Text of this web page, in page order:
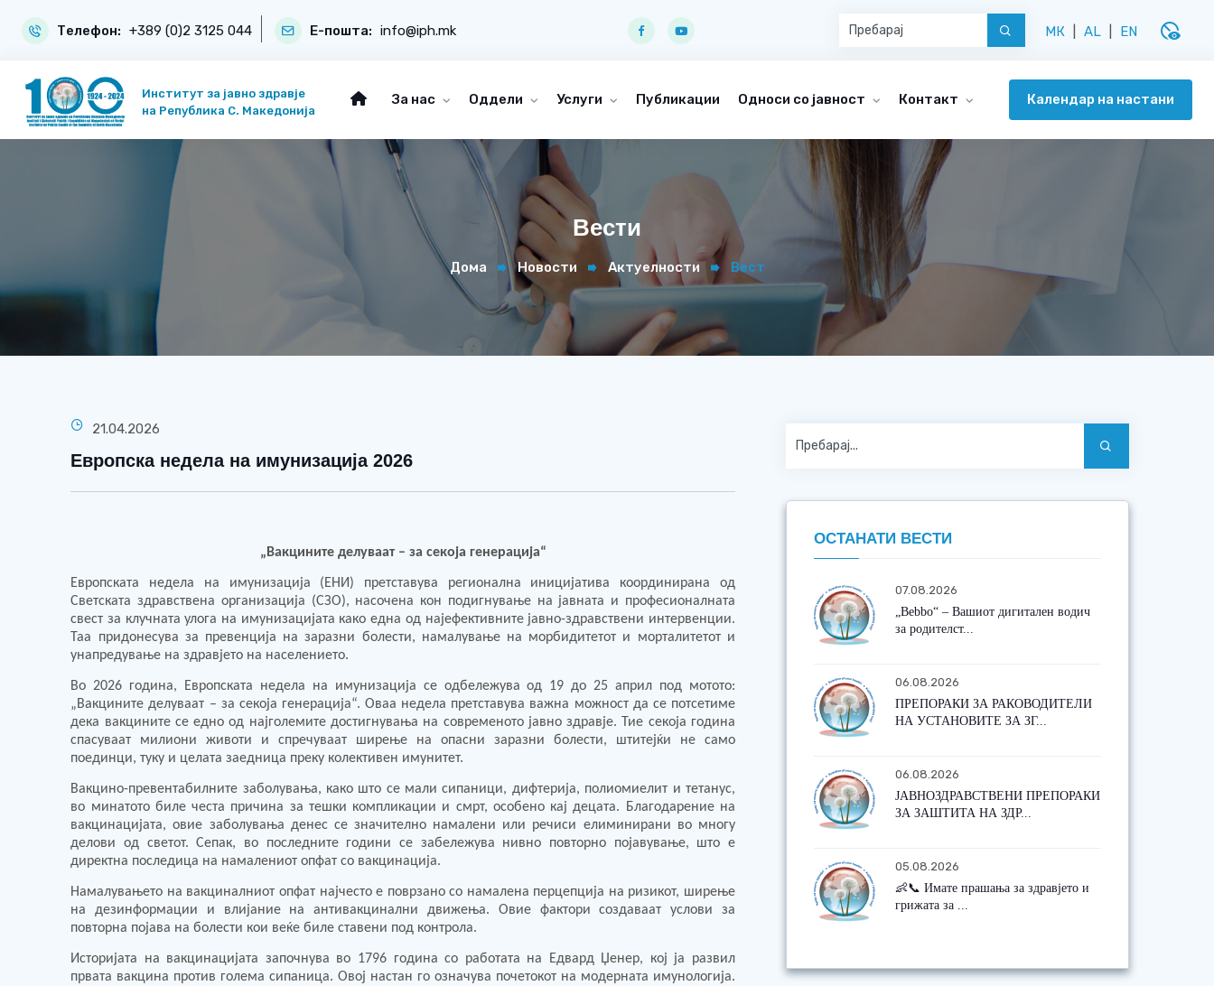
Телефон: +389 (0)2 3125 044 Е-пошта: info@iph.mk МК AL EN disabled_visible
Институт за јавно здравје
на Република С. Македонија
За нас Оддели Услуги Публикации Односи со јавност Контакт Календар на настани
Вести
Дома Новости Актуелности Вест
21.04.2026
Европска недела на имунизација 2026
„Вакцините делуваат – за секоја генерација“
Европската недела на имунизација (ЕНИ) претставува регионална иницијатива координирана од
Светската здравствена организација (СЗО), насочена кон подигнување на јавната и професионалната
свест за клучната улога на имунизацијата како една од најефективните јавно-здравствени интервенции.
Таа придонесува за превенција на заразни болести, намалување на морбидитетот и морталитетот и
унапредување на здравјето на населението.
Во 2026 година, Европската недела на имунизација се одбележува од 19 до 25 април под мотото:
„Вакцините делуваат – за секоја генерација“. Оваа недела претставува важна можност да се потсетиме
дека вакцините се едно од најголемите достигнувања на современото јавно здравје. Тие секоја година
спасуваат милиони животи и спречуваат ширење на опасни заразни болести, штитејќи не само
поединци, туку и целата заедница преку колективен имунитет.
Вакцино-превентабилните заболувања, како што се мали сипаници, дифтерија, полиомиелит и тетанус,
во минатото биле честа причина за тешки компликации и смрт, особено кај децата. Благодарение на
вакцинацијата, овие заболувања денес се значително намалени или речиси елиминирани во многу
делови од светот. Сепак, во последните години се забележува нивно повторно појавување, што е
директна последица на намалениот опфат со вакцинација.
Намалувањето на вакциналниот опфат најчесто е поврзано со намалена перцепција на ризикот, ширење
на дезинформации и влијание на антивакцинални движења. Овие фактори создаваат услови за
повторна појава на болести кои веќе биле ставени под контрола.
Историјата на вакцинацијата започнува во 1796 година со работата на Едвард Џенер, кој ја развил
првата вакцина против голема сипаница. Овој настан го означува почетокот на модерната имунологија.
ОСТАНАТИ ВЕСТИ
07.08.2026
„Bebbo“ – Вашиот дигитален водич
за родителст...
06.08.2026
ПРЕПОРАКИ ЗА РАКОВОДИТЕЛИ
НА УСТАНОВИТЕ ЗА ЗГ...
06.08.2026
ЈАВНОЗДРАВСТВЕНИ ПРЕПОРАКИ
ЗА ЗАШТИТА НА ЗДР...
05.08.2026
👶📞 Имате прашања за здравјето и
грижата за ...